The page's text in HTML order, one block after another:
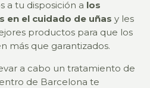
a tu disposición a los
en el cuidado de uñas y les
productos para que los
más que garantizados.
a cabo un tratamiento de
de Barcelona te